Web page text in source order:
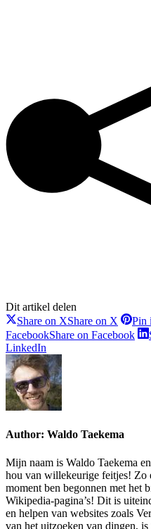
Dit artikel delen
Share on XShare on X Pin
FacebookShare on Facebook
LinkedIn
Author: Waldo Taekema
Mijn naam is Waldo Taekema
hou van willekeurige feitjes! Zo
moment ben begonnen met het
Wikipedia-pagina’s! Dit is
en helpen van websites zoals
van het uitzoeken van dingen,